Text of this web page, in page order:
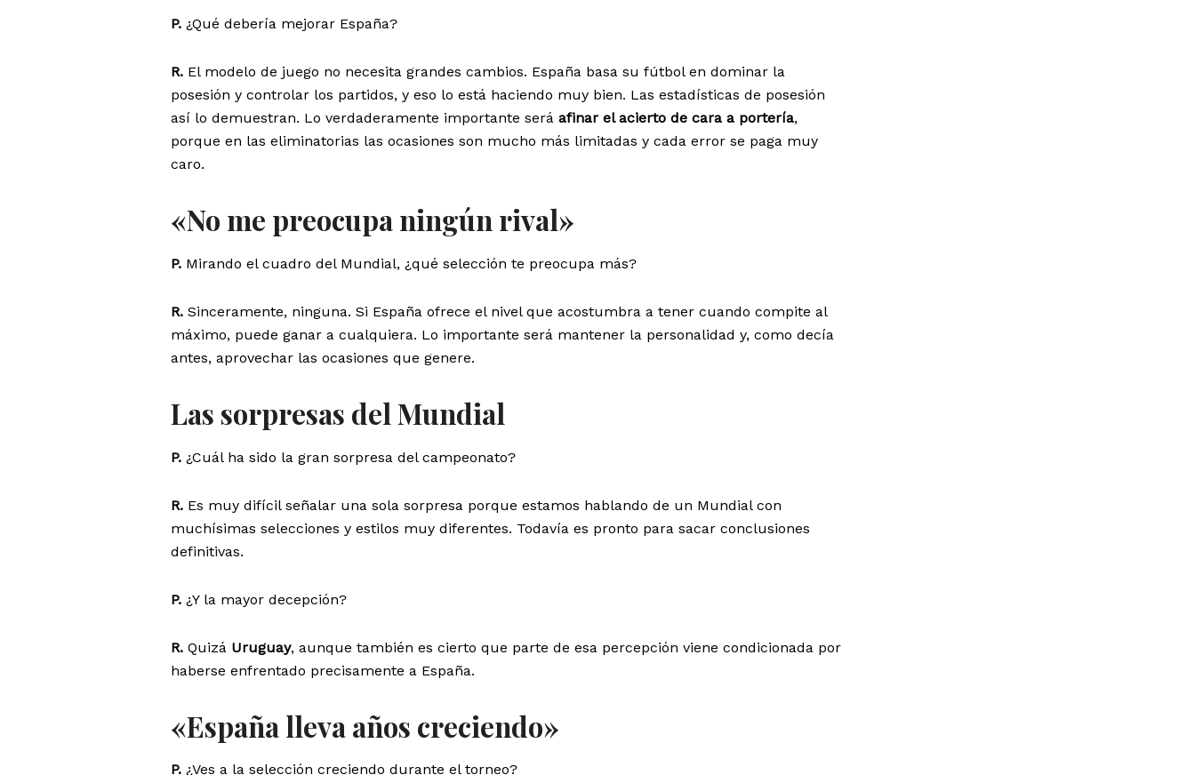
P. ¿Qué debería mejorar España?
R. El modelo de juego no necesita grandes cambios. España basa su fútbol en dominar la
posesión y controlar los partidos, y eso lo está haciendo muy bien. Las estadísticas de posesión
así lo demuestran. Lo verdaderamente importante será afinar el acierto de cara a portería,
porque en las eliminatorias las ocasiones son mucho más limitadas y cada error se paga muy
caro.
«No me preocupa ningún rival»
P. Mirando el cuadro del Mundial, ¿qué selección te preocupa más?
R. Sinceramente, ninguna. Si España ofrece el nivel que acostumbra a tener cuando compite al
máximo, puede ganar a cualquiera. Lo importante será mantener la personalidad y, como decía
antes, aprovechar las ocasiones que genere.
Las sorpresas del Mundial
P. ¿Cuál ha sido la gran sorpresa del campeonato?
R. Es muy difícil señalar una sola sorpresa porque estamos hablando de un Mundial con
muchísimas selecciones y estilos muy diferentes. Todavía es pronto para sacar conclusiones
definitivas.
P. ¿Y la mayor decepción?
R. Quizá Uruguay, aunque también es cierto que parte de esa percepción viene condicionada por
haberse enfrentado precisamente a España.
«España lleva años creciendo»
P. ¿Ves a la selección creciendo durante el torneo?